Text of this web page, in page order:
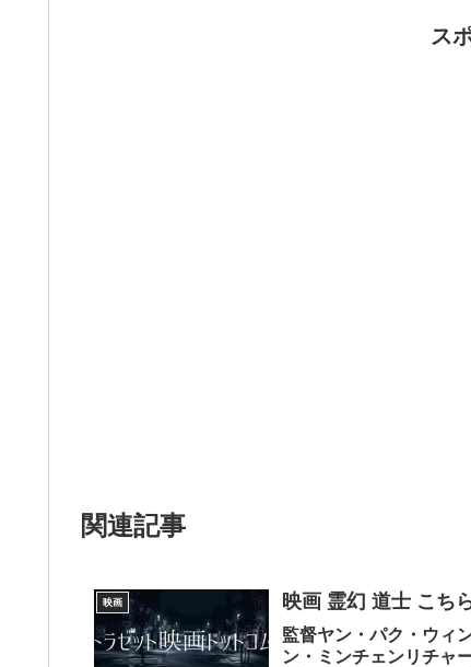
ス
関連記事
映画 映画 霊幻 道士 こち
監督ヤン・パク・ウィ
ン・ミンチェンリチャ